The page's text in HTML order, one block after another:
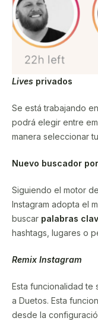
Lives privados
Se está trabajando
podrá elegir entre
manera seleccionar
Nuevo buscador
Siguiendo el motor
Instagram adopta el
buscar palabras
hashtags, lugares o
Remix Instagram
Esta funcionalidad te
a Duetos. Esta
desde la